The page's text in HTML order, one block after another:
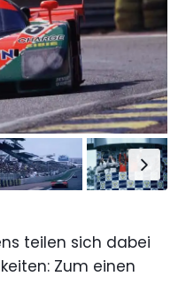
teilen sich dabei
Zum einen